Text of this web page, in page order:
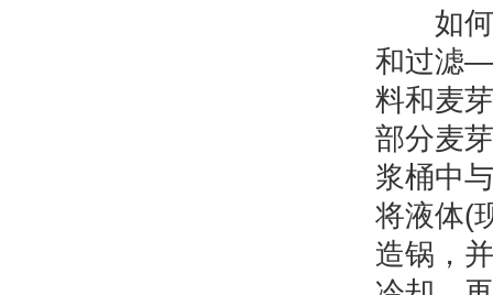
如何
和过滤
料和麦
部分麦
浆桶中
将液体(
造锅，